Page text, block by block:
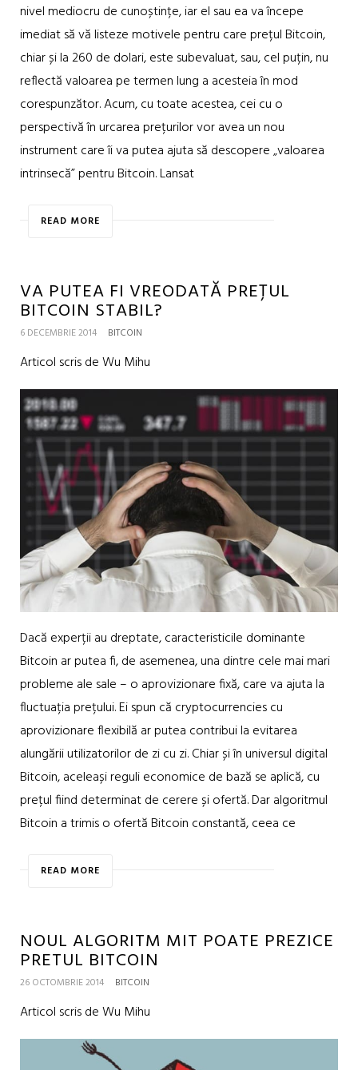
nivel mediocru de cunoștințe, iar el sau ea va începe
imediat să vă listeze motivele pentru care prețul Bitcoin,
chiar și la 260 de dolari, este subevaluat, sau, cel puțin, nu
reflectă valoarea pe termen lung a acesteia în mod
corespunzător. Acum, cu toate acestea, cei cu o
perspectivă în urcarea prețurilor vor avea un nou
instrument care îi va putea ajuta să descopere „valoarea
intrinsecă” pentru Bitcoin. Lansat
READ MORE
VA PUTEA FI VREODATĂ PREȚUL
BITCOIN STABIL?
6 DECEMBRIE 2014 BITCOIN
Articol scris de Wu Mihu
Dacă experții au dreptate, caracteristicile dominante
Bitcoin ar putea fi, de asemenea, una dintre cele mai mari
probleme ale sale – o aprovizionare fixă, care va ajuta la
fluctuația prețului. Ei spun că cryptocurrencies cu
aprovizionare flexibilă ar putea contribui la evitarea
alungării utilizatorilor de zi cu zi. Chiar și în universul digital
Bitcoin, aceleași reguli economice de bază se aplică, cu
prețul fiind determinat de cerere și ofertă. Dar algoritmul
Bitcoin a trimis o ofertă Bitcoin constantă, ceea ce
READ MORE
NOUL ALGORITM MIT POATE PREZICE
PRETUL BITCOIN
26 OCTOMBRIE 2014 BITCOIN
Articol scris de Wu Mihu